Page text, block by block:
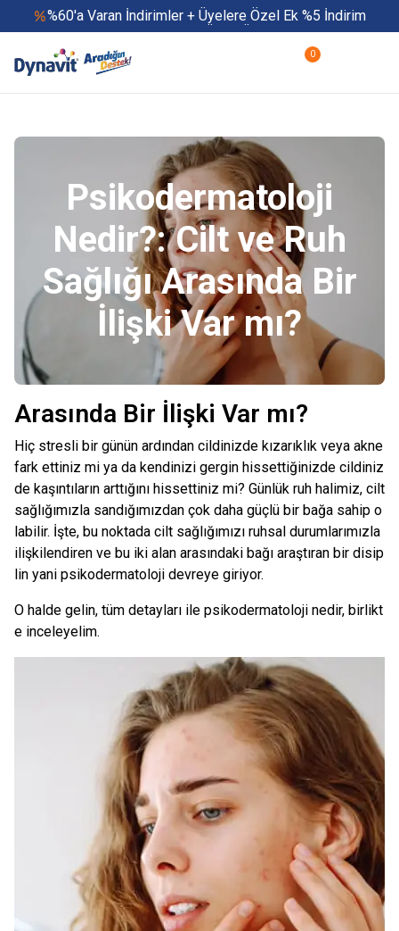
%60'a Varan İndirimler + Üyelere Özel Ek %5 İndirim
Yaz Boyu 500 TL ve Üzeri Ücretsiz Kargo
Yaza Özel Fırsatlar Başladı
0
Psikodermatoloji
Nedir?: Cilt ve Ruh
Sağlığı Arasında Bir
İlişki Var mı?
Arasında Bir İlişki Var mı?
Hiç stresli bir günün ardından cildinizde kızarıklık veya akne
fark ettiniz mi ya da kendinizi gergin hissettiğinizde cildiniz
de kaşıntıların arttığını hissettiniz mi? Günlük ruh halimiz, cilt
sağlığımızla sandığımızdan çok daha güçlü bir bağa sahip o
labilir. İşte, bu noktada cilt sağlığımızı ruhsal durumlarımızla
ilişkilendiren ve bu iki alan arasındaki bağı araştıran bir disip
lin yani psikodermatoloji devreye giriyor.
O halde gelin, tüm detayları ile psikodermatoloji nedir, birlikt
e inceleyelim.